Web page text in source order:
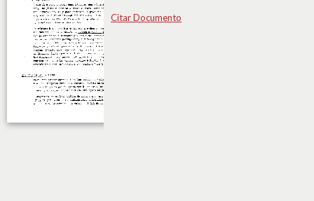
Citar Documento